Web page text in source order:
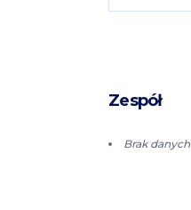
Zespół
Brak danych